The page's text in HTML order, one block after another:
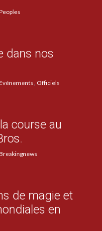
dans nos
Officiels
course au
de magie et
en